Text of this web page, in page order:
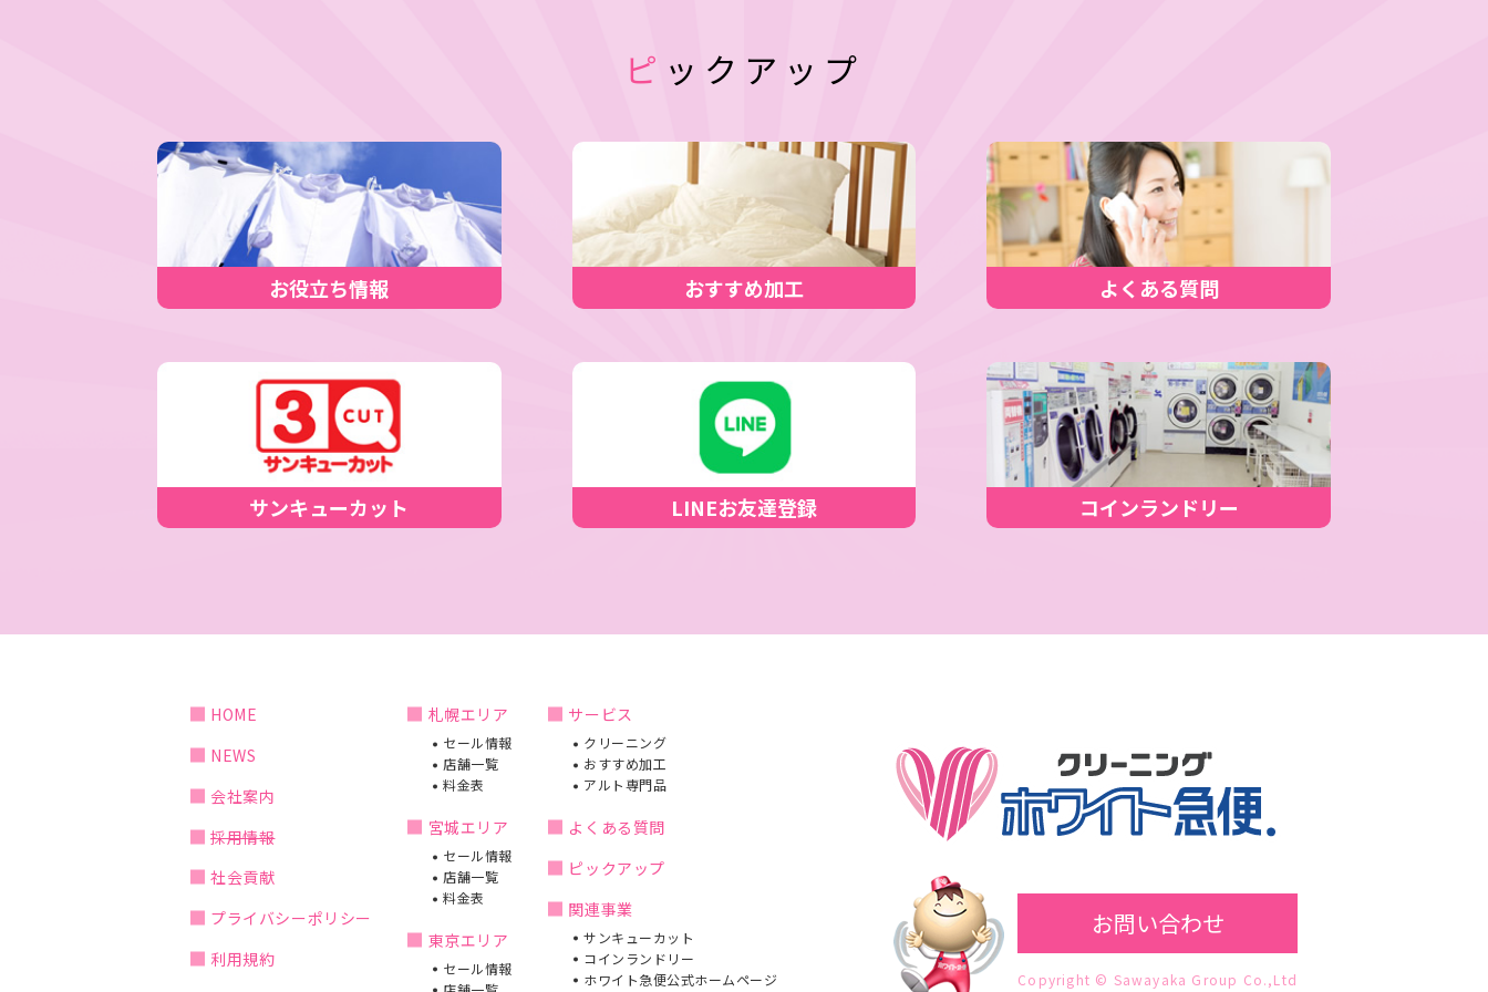
ピックアップ
お役立ち情報 おすすめ加工 よくある質問
サンキューカット LINEお友達登録 コインランドリー
HOME
NEWS
会社案内
採用情報
社会貢献
プライバシーポリシー
利用規約
札幌エリア
セール情報
店舗一覧
料金表
宮城エリア
セール情報
店舗一覧
料金表
東京エリア
セール情報
サービス
クリーニング
おすすめ加工
アルト専門品
よくある質問
ピックアップ
関連事業
サンキューカット
コインランドリー
ホワイト急便公式ホームページ
お問い合わせ
Copyright © Sawayaka Group Co.,Ltd